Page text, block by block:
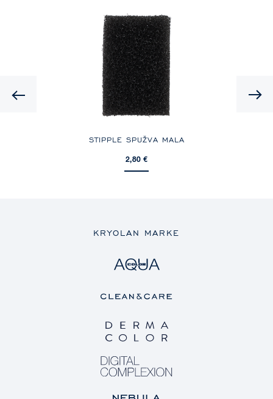
Previous
STIPPLE SPUŽVA MALA
2,80 €
KRYOLAN MARKE